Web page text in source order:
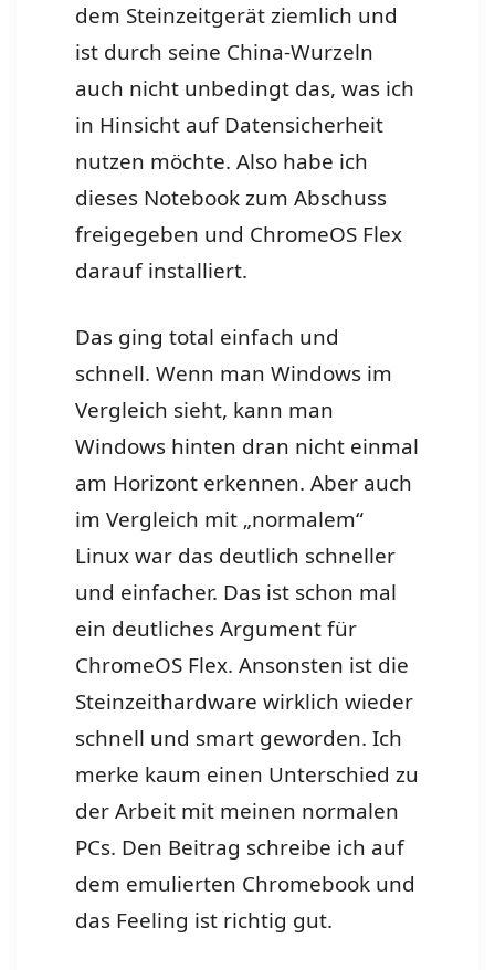
dem Steinzeitgerät ziemlich und
ist durch seine China-Wurzeln
auch nicht unbedingt das, was ich
in Hinsicht auf Datensicherheit
nutzen möchte. Also habe ich
dieses Notebook zum Abschuss
freigegeben und ChromeOS Flex
darauf installiert.
Das ging total einfach und
schnell. Wenn man Windows im
Vergleich sieht, kann man
Windows hinten dran nicht einmal
am Horizont erkennen. Aber auch
im Vergleich mit „normalem“
Linux war das deutlich schneller
und einfacher. Das ist schon mal
ein deutliches Argument für
ChromeOS Flex. Ansonsten ist die
Steinzeithardware wirklich wieder
schnell und smart geworden. Ich
merke kaum einen Unterschied zu
der Arbeit mit meinen normalen
PCs. Den Beitrag schreibe ich auf
dem emulierten Chromebook und
das Feeling ist richtig gut.